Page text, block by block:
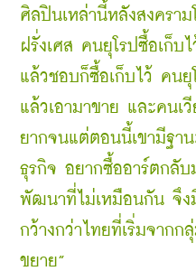
ศิลปินเหล่านี้หลังสงครา
ฝรั่งเศส คนยุโรปซื้อเก็บ
แล้วชอบก็ซื้อเก็บไว้ คนยุ
แล้วเอามาขาย และคนเ
ยากจนแต่ตอนนี้เขามีฐา
ธุรกิจ อยากซื้ออาร์ตกลั
พัฒนาที่ไม่เหมือนกัน จึง
กว้างกว่าไทยที่เริ่มจาก
ขยาย”